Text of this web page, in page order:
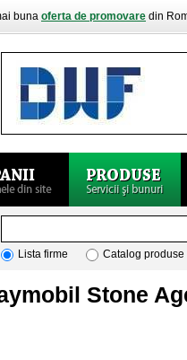
buna oferta de promovare din
Lista firme Catalog produse
Stone